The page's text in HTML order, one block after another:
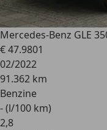
Mercedes-Benz GLE
€ 47.9801
02/2022
91.362 km
Benzine
- (l/100 km)
2,8